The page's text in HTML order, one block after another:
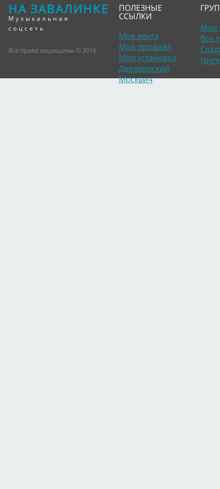
НА ЗАВАЛИНКЕ
Музыкальная
соцсеть
Все права защищены © 2016
ПОЛЕЗНЫЕ
ССЫЛКИ
Моя лента
Мой профайл
Мои установки
Деревенский
Москвич
Мои
Все